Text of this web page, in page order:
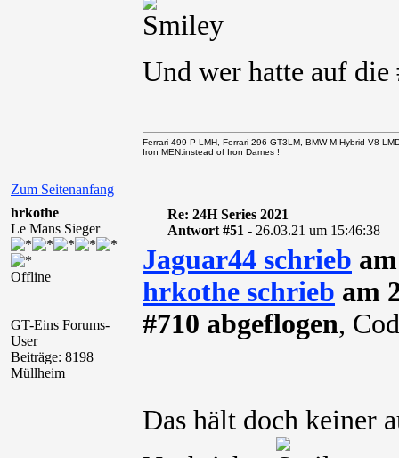
Und wer hatte auf
Zum Seitenanfang
Ferrari 499-P LMH, Ferrari 296 GT3LM, BMW M-Hybrid V8
Iron MEN.instead of Iron Dames !
hrkothe
Le Mans Sieger
Offline
GT-Eins Forums-
User
Beiträge: 8198
Müllheim
Re: 24H Series 2021
Antwort #51 - 26.03.21 um 15:46:38
Jaguar44 schrieb
hrkothe schrieb am
#710 abgeflogen,
Das hält doch keiner